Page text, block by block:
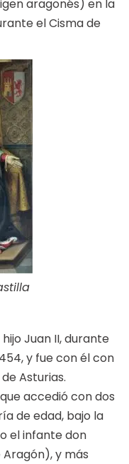
aragonés) en la
el Cisma de
Juan II, durante
y fue con él con
Asturias.
accedió con dos
de edad, bajo la
el infante don
y más